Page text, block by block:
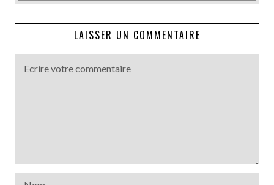
LAISSER UN COMMENTAIRE